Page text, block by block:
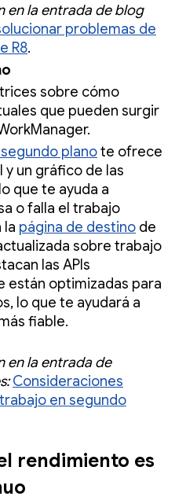
en la entrada de blog
problemas de
R8.
sobre cómo
que pueden surgir
planote ofrece
y un gráfico de las
que te ayuda a
o falla el trabajo
la página de destino de
sobre trabajo
las APIs
están optimizadas para
lo que te ayudará a
fiable.
en la entrada de
Consideraciones
en segundo
rendimiento es